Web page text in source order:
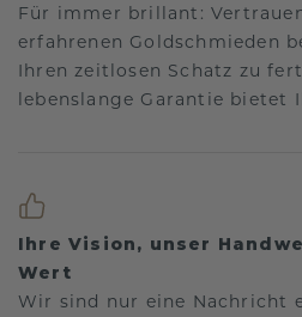
Für immer brillant:
erfahrenen Goldschmieden
Ihren zeitlosen Schatz zu
lebenslange Garantie bietet
Ihre Vision, unser
Wert
Wir sind nur eine Nachricht